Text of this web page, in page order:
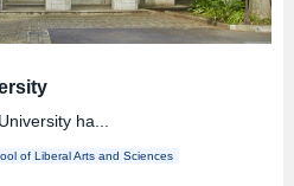
ha...
of Liberal Arts and Sciences